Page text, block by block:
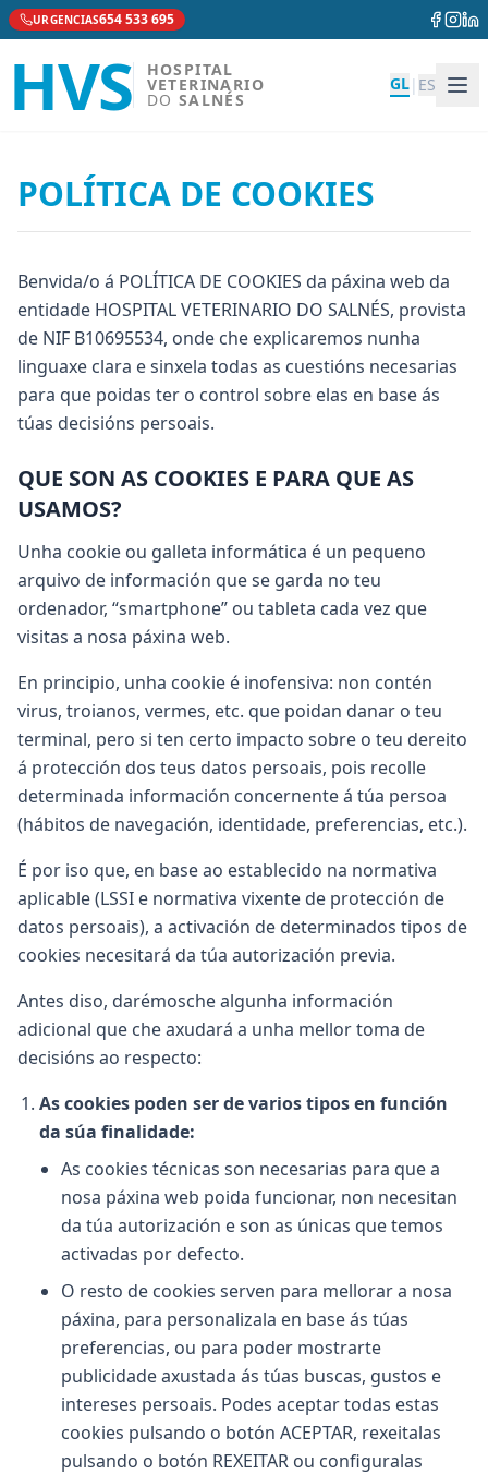
URGENCIAS654 533 695
HVS HOSPITAL
VETERINARIO
DO SALNÉS
GL| ES
POLÍTICA DE COOKIES
Benvida/o á POLÍTICA DE COOKIES da páxina web da
entidade HOSPITAL VETERINARIO DO SALNÉS, provista
de NIF B10695534, onde che explicaremos nunha
linguaxe clara e sinxela todas as cuestións necesarias
para que poidas ter o control sobre elas en base ás
túas decisións persoais.
QUE SON AS COOKIES E PARA QUE AS
USAMOS?
Unha cookie ou galleta informática é un pequeno
arquivo de información que se garda no teu
ordenador, “smartphone” ou tableta cada vez que
visitas a nosa páxina web.
En principio, unha cookie é inofensiva: non contén
virus, troianos, vermes, etc. que poidan danar o teu
terminal, pero si ten certo impacto sobre o teu dereito
á protección dos teus datos persoais, pois recolle
determinada información concernente á túa persoa
(hábitos de navegación, identidade, preferencias, etc.).
É por iso que, en base ao establecido na normativa
aplicable (LSSI e normativa vixente de protección de
datos persoais), a activación de determinados tipos de
cookies necesitará da túa autorización previa.
Antes diso, darémosche algunha información
adicional que che axudará a unha mellor toma de
decisións ao respecto:
As cookies poden ser de varios tipos en función
da súa finalidade:
As cookies técnicas son necesarias para que a
nosa páxina web poida funcionar, non necesitan
da túa autorización e son as únicas que temos
activadas por defecto.
O resto de cookies serven para mellorar a nosa
páxina, para personalizala en base ás túas
preferencias, ou para poder mostrarte
publicidade axustada ás túas buscas, gustos e
intereses persoais. Podes aceptar todas estas
cookies pulsando o botón ACEPTAR, rexeitalas
pulsando o botón REXEITAR ou configuralas